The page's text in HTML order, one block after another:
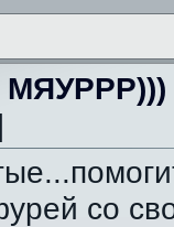
МЯУРРР)))
со